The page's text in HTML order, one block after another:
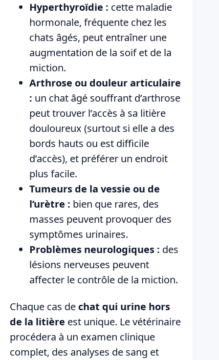
Hyperthyroïdie : cette maladie
hormonale, fréquente chez les
chats âgés, peut entraîner une
augmentation de la soif et de la
miction.
Arthrose ou douleur articulaire
: un chat âgé souffrant d’arthrose
peut trouver l’accès à sa litière
douloureux (surtout si elle a des
bords hauts ou est difficile
d’accès), et préférer un endroit
plus facile.
Tumeurs de la vessie ou de
l’urètre : bien que rares, des
masses peuvent provoquer des
symptômes urinaires.
Problèmes neurologiques : des
lésions nerveuses peuvent
affecter le contrôle de la miction.
Chaque cas de chat qui urine hors
de la litière est unique. Le vétérinaire
procédera à un examen clinique
complet, des analyses de sang et